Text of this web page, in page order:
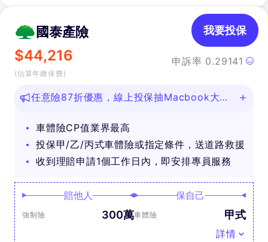
國泰產險
$44,216
(估算年繳保費)
申訴率 0.29141
我要投保
任意險87折優惠，線上投保抽Macbook大
車體險CP值業界最高
投保甲/乙/丙式車體險或指定條件，送道路救援
收到理賠申請1個工作日內，即安排專員服務
賠他人
強制險 300萬
保自己
車體險 甲式
詳情